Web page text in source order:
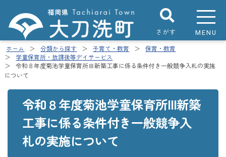
さがす MENU
ホーム 分類から探す 子育て・教育
保育・教育
学童保育所・放課後等デイサービス
令和８年度菊池学童保育所Ⅲ新築工事に係る条件付き一般競争入札の実施
について
令和８年度菊池学童保育所Ⅲ新築
工事に係る条件付き一般競争入
札の実施について